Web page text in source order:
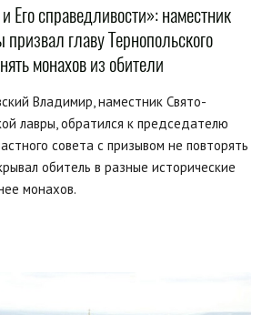
Его справедливости»: наместник
главу Тернопольского
монахов из обители
Владимир, наместник Свято-
лавры, обратился к председателю
совета с призывом не повторять
обитель в разные исторические
монахов.